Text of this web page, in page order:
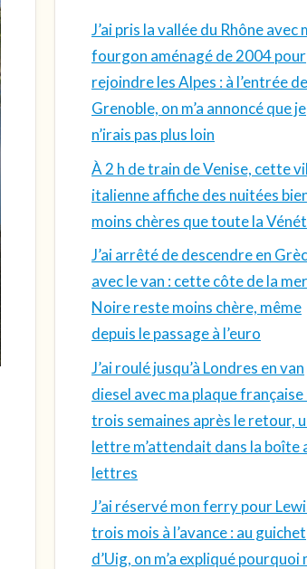
J’ai pris la vallée du Rhône avec
fourgon aménagé de 2004 pour
rejoindre les Alpes : à l’entrée de
Grenoble, on m’a annoncé que je
n’irais pas plus loin
À 2 h de train de Venise, cette
italienne affiche des nuitées
moins chères que toute la
J’ai arrêté de descendre en
avec le van : cette côte de la mer
Noire reste moins chère, même
depuis le passage à l’euro
J’ai roulé jusqu’à Londres en van
diesel avec ma plaque française
trois semaines après le retour,
lettre m’attendait dans la boîte
lettres
J’ai réservé mon ferry pour
trois mois à l’avance : au guichet
d’Uig, on m’a expliqué pourquoi